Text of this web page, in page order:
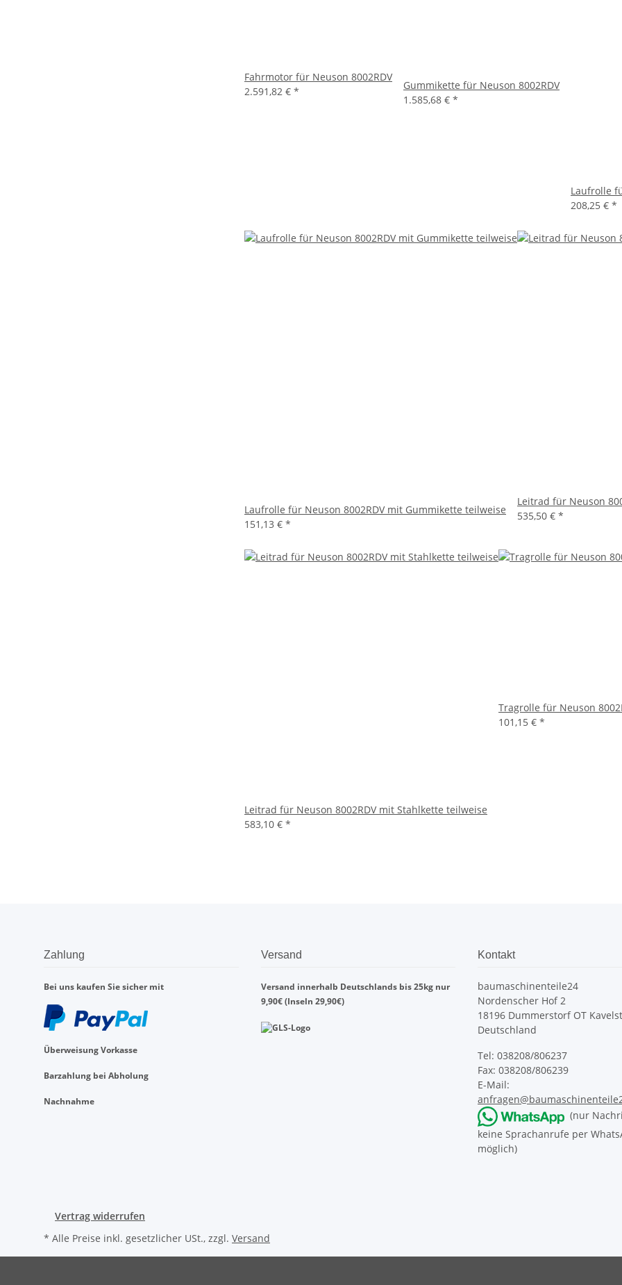
Fahrmotor für Neuson 8002RDV
2.591,82 € *
Gummikette für Neuson 8002RDV
1.585,68 € *
Laufrolle
208,25 € *
Laufrolle für Neuson 8002RDV mit Gummikette teilweise
151,13 € *
Leitrad für Neuson
535,50 € *
Leitrad für Neuson 8002RDV mit Stahlkette teilweise
583,10 € *
Tragrolle für Neuson
101,15 € *
Zahlung
Bei uns kaufen Sie sicher mit
Überweisung Vorkasse
Barzahlung bei Abholung
Nachnahme
Versand
Versand innerhalb Deutschlands bis 25kg nur
9,90€ (Inseln 29,90€)
Kontakt
baumaschinenteile24
Nordenscher Hof 2
18196 Dummerstorf OT
Deutschland
Tel: 038208/806237
Fax: 038208/806239
E-Mail:
(nur
keine Sprachanrufe per
möglich)
Vertrag widerrufen
* Alle Preise inkl. gesetzlicher USt., zzgl. Versand